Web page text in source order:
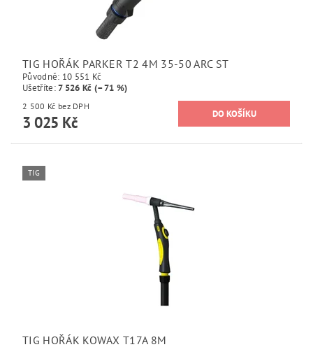
TIG HOŘÁK PARKER T2 4M 35-50 ARC ST
Původně: 10 551 Kč
Ušetříte:7 526 Kč (–71 %)
2 500 Kč bez DPH
3 025 Kč
TIG
TIG HOŘÁK KOWAX T17A 8M